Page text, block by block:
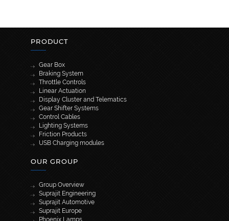
PRODUCT
Gear Box
Braking System
Throttle Controls
Linear Actuation
Display Cluster and Telematics
Gear Shifter Systems
Control Cables
Lighting Systems
Friction Products
USB Charging modules
OUR GROUP
Group Overview
Suprajit Engineering
Suprajit Automotive
Suprajit Europe